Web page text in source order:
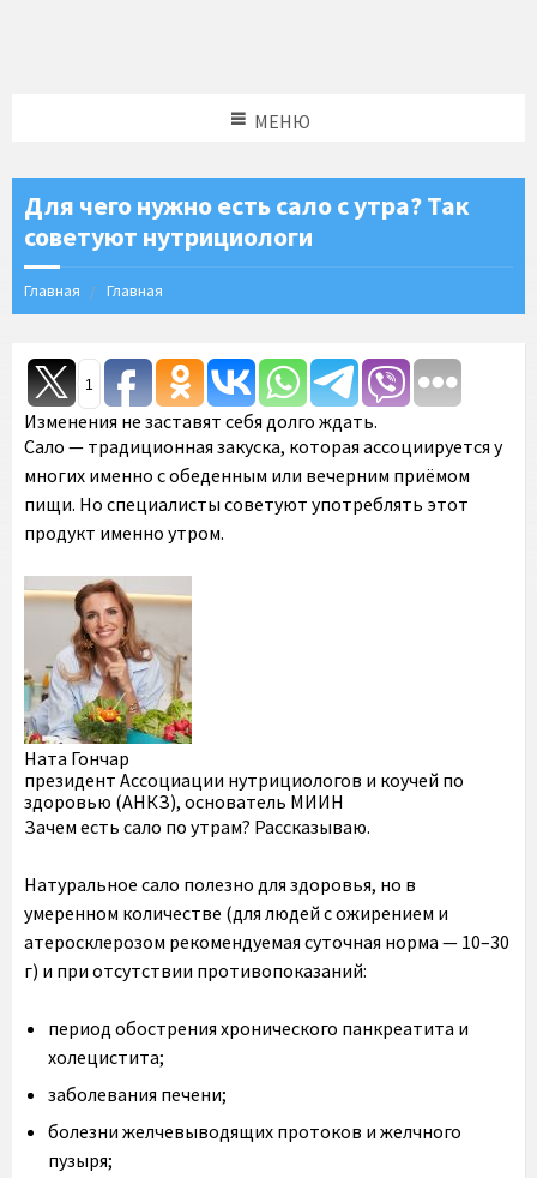
МЕНЮ
Для чего нужно есть сало с утра? Так
советуют нутрициологи
Главная Главная
1
Изменения не заставят себя долго ждать.
Сало — традиционная закуска, которая ассоциируется у
многих именно с обеденным или вечерним приёмом
пищи. Но специалисты советуют употреблять этот
продукт именно утром.
Ната Гончар
президент Ассоциации нутрициологов и коучей по
здоровью (АНКЗ), основатель МИИН
Зачем есть сало по утрам? Рассказываю.
Натуральное сало полезно для здоровья, но в
умеренном количестве (для людей с ожирением и
атеросклерозом рекомендуемая суточная норма — 10–30
г) и при отсутствии противопоказаний:
период обострения хронического панкреатита и
холецистита;
заболевания печени;
болезни желчевыводящих протоков и желчного
пузыря;